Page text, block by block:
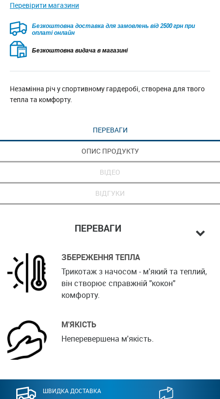
Перевірити магазини
Безкоштовна доставка для замовлень від 2500 грн при
оплаті онлайн
Безкоштовна видача в магазині
Незамінна річ у спортивному гардеробі, створена для твого
тепла та комфорту.
ПЕРЕВАГИ
ОПИС ПРОДУКТУ
ВІДЕО
ВІДГУКИ
ПЕРЕВАГИ
ЗБЕРЕЖЕННЯ ТЕПЛА
Трикотаж з начосом - м'який та теплий,
він створює справжній "кокон"
комфорту.
М'ЯКІСТЬ
Неперевершена м'якість.
ШВИДКА ДОСТАВКА